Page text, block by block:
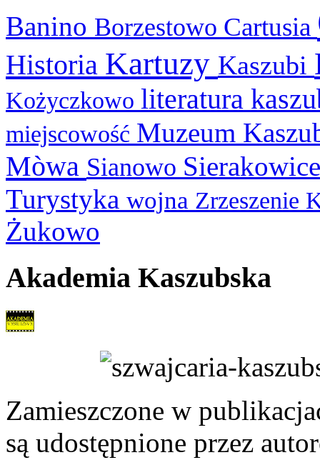
Banino Borzestowo Cartusia
Historia Kartuzy Kaszubi
Kożyczkowo literatura
miejscowość Muzeum
Mòwa Sianowo
Turystyka wojna Zrzeszenie
Żukowo
Akademia Kaszubska
Zamieszczone w
są udostępnione przez